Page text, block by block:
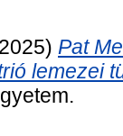
Pat
lemezei